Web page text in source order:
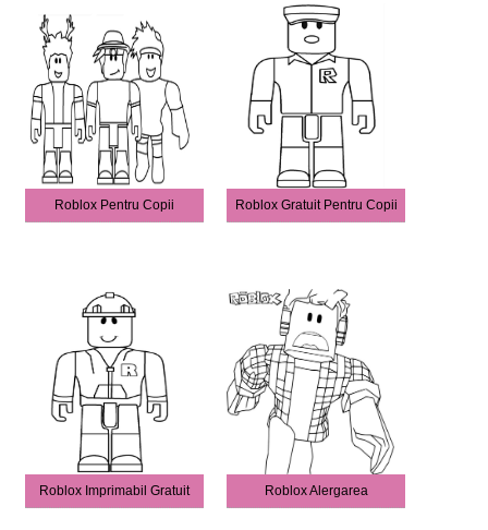
Roblox Pentru Copii Roblox Gratuit Pentru Copii
Roblox Imprimabil Gratuit Roblox Alergarea